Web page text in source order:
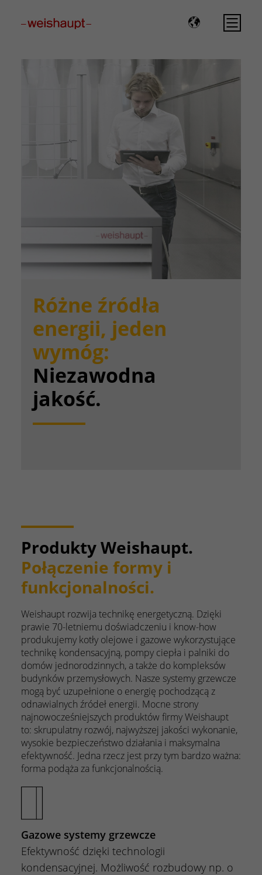
Różne źródła
energii, jeden
wymóg:
Niezawodna
jakość.
Produkty Weishaupt.
Połączenie formy i
funkcjonalności.
Weishaupt rozwija technikę energetyczną. Dzięki
prawie 70-letniemu doświadczeniu i know-how
produkujemy kotły olejowe i gazowe wykorzystujące
technikę kondensacyjną, pompy ciepła i palniki do
domów jednorodzinnych, a także do kompleksów
budynków przemysłowych. Nasze systemy grzewcze
mogą być uzupełnione o energię pochodzącą z
odnawialnych źródeł energii. Mocne strony
najnowocześniejszych produktów firmy Weishaupt
to: skrupulatny rozwój, najwyższej jakości wykonanie,
wysokie bezpieczeństwo działania i maksymalna
efektywność. Jedna rzecz jest przy tym bardzo ważna:
forma podąża za funkcjonalnością.
Gazowe systemy grzewcze
Efektywność dzięki technologii
kondensacyjnej. Możliwość rozbudowy np. o